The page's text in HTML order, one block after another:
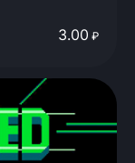
3.00 ₽